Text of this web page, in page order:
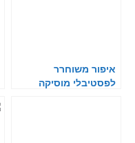
איפור משוחרר
לפסטיבלי מוסיקה